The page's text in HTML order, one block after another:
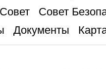
Совет
Документы